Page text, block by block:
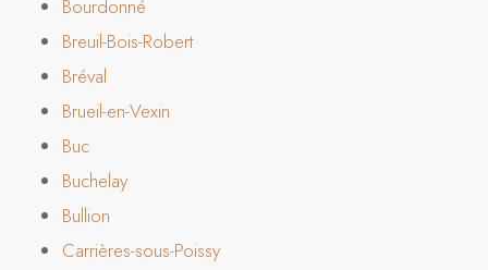
Bourdonné
Breuil-Bois-Robert
Bréval
Brueil-en-Vexin
Buc
Buchelay
Bullion
Carrières-sous-Poissy